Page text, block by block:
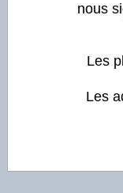
nous
Les
Les